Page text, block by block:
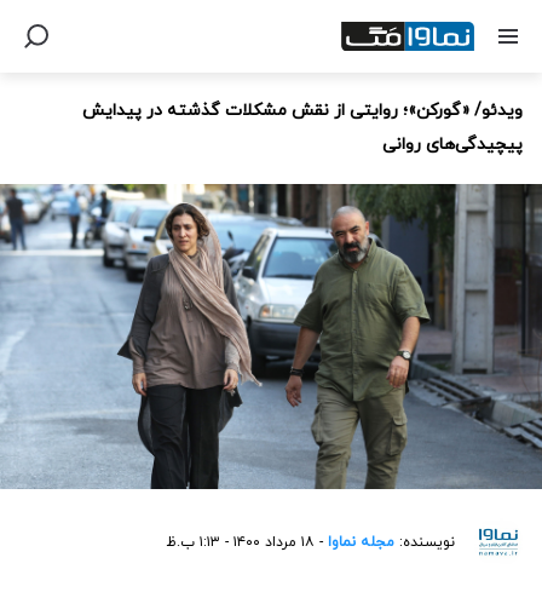
ویدئو/ «گورکن»؛ روایتی از نقش مشکلات گذشته در پیدایش
پیچیدگی‌های روانی
نویسنده: مجله نماوا - ۱۸ مرداد ۱۴۰۰ - ۱:۱۳ ب.ظ